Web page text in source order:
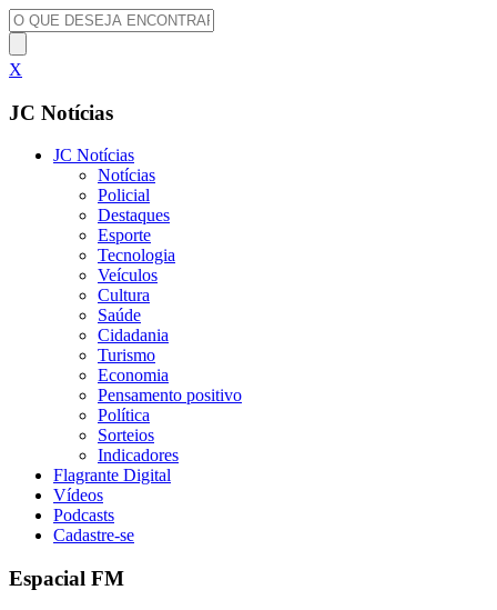
X
JC Notícias
JC Notícias
Notícias
Policial
Destaques
Esporte
Tecnologia
Veículos
Cultura
Saúde
Cidadania
Turismo
Economia
Pensamento positivo
Política
Sorteios
Indicadores
Flagrante Digital
Vídeos
Podcasts
Cadastre-se
Espacial FM